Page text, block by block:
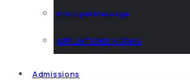
Principal Message
AFFILIATIONS NORMS
Admissions